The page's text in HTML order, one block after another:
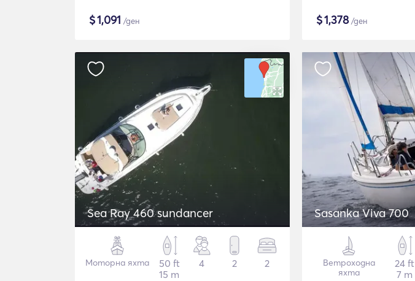
$1,091 /ден $1,378/ден
Sea Ray 460 sundancer
Моторна яхта
50 ft
15 m
4 2 2
Sasanka Viva 700
Ветроходна
яхта
24 ft
7 m